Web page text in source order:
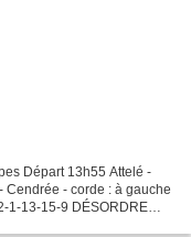
Départ 13h55 Attelé -
Cendrée - corde : à gauche
1-13-15-9 DÉSORDRE